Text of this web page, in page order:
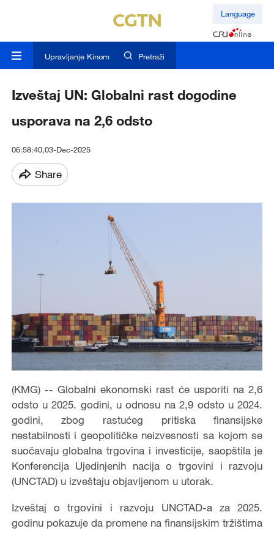
Language
Upravljanje Kinom Pretraži
Izveštaj UN: Globalni rast dogodine
usporava na 2,6 odsto
06:58:40,03-Dec-2025
Share
(KMG) -- Globalni ekonomski rast će usporiti na 2,6
odsto u 2025. godini, u odnosu na 2,9 odsto u 2024.
godini, zbog rastućeg pritiska finansijske
nestabilnosti i geopolitičke neizvesnosti sa kojom se
suočavaju globalna trgovina i investicije, saopštila je
Konferencija Ujedinjenih nacija o trgovini i razvoju
(UNCTAD) u izveštaju objavljenom u utorak.
Izveštaj o trgovini i razvoju UNCTAD-a za 2025.
godinu pokazuje da promene na finansijskim tržištima